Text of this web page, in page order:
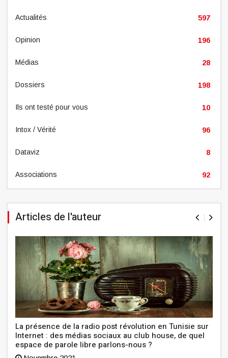
Actualités 597
Opinion 196
Médias 28
Dossiers 198
Ils ont testé pour vous 10
Intox / Vérité 96
Dataviz 8
Associations 92
Articles de l'auteur
La présence de la radio post révolution en Tunisie sur
Internet : des médias sociaux au club house, de quel
espace de parole libre parlons-nous ?